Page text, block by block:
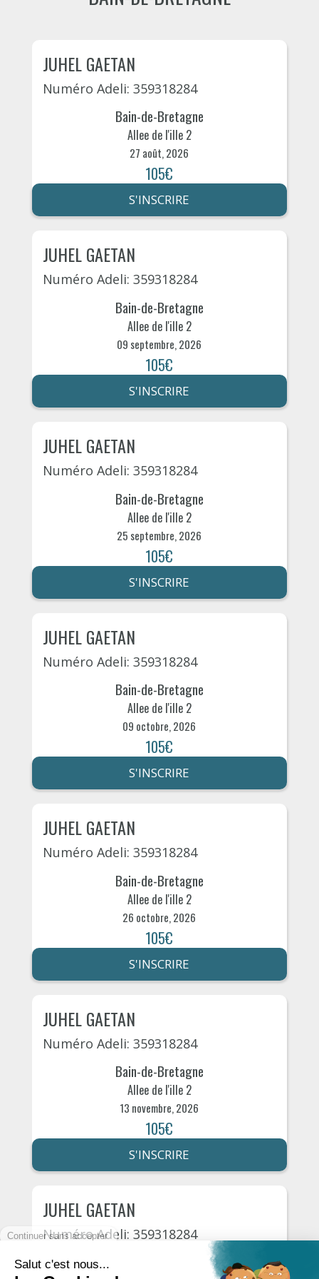
JUHEL GAETAN
Numéro Adeli: 359318284
Bain-de-Bretagne
Allee de l'ille 2
27 août, 2026
105€
S'INSCRIRE
JUHEL GAETAN
Numéro Adeli: 359318284
Bain-de-Bretagne
Allee de l'ille 2
09 septembre, 2026
105€
S'INSCRIRE
JUHEL GAETAN
Numéro Adeli: 359318284
Bain-de-Bretagne
Allee de l'ille 2
25 septembre, 2026
105€
S'INSCRIRE
JUHEL GAETAN
Numéro Adeli: 359318284
Bain-de-Bretagne
Allee de l'ille 2
09 octobre, 2026
105€
S'INSCRIRE
JUHEL GAETAN
Numéro Adeli: 359318284
Bain-de-Bretagne
Allee de l'ille 2
26 octobre, 2026
105€
S'INSCRIRE
JUHEL GAETAN
Numéro Adeli: 359318284
Bain-de-Bretagne
Allee de l'ille 2
13 novembre, 2026
105€
S'INSCRIRE
JUHEL GAETAN
Numéro Adeli: 359318284